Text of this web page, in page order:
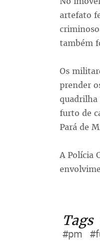
artefato
também
Os
prender
quadrilha
furto de
Pará de
A Polícia
Tags
#pm